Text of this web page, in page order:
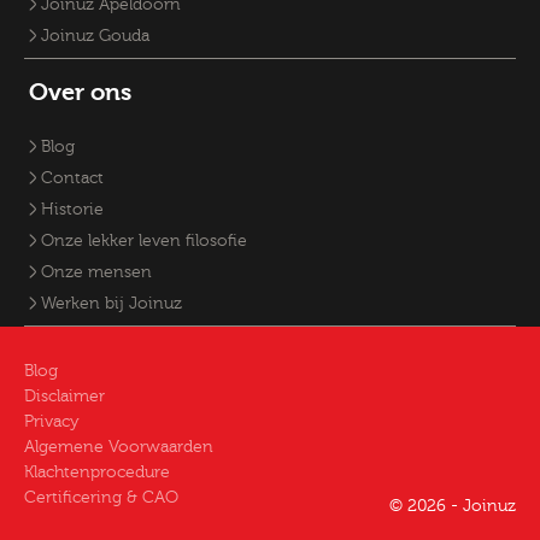
Joinuz Apeldoorn
Joinuz Gouda
Over ons
Blog
Contact
Historie
Onze lekker leven filosofie
Onze mensen
Werken bij Joinuz
Blog
Disclaimer
Privacy
Algemene Voorwaarden
Klachtenprocedure
Certificering & CAO
© 2026 - Joinuz